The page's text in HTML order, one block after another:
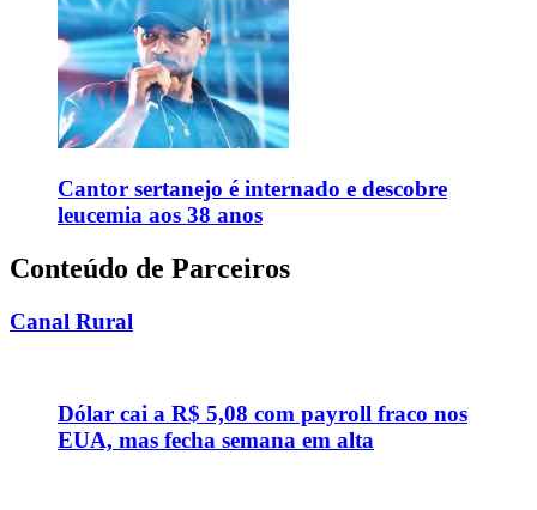
Cantor sertanejo é internado e descobre
leucemia aos 38 anos
Conteúdo de Parceiros
Canal Rural
Dólar cai a R$ 5,08 com payroll fraco nos
EUA, mas fecha semana em alta